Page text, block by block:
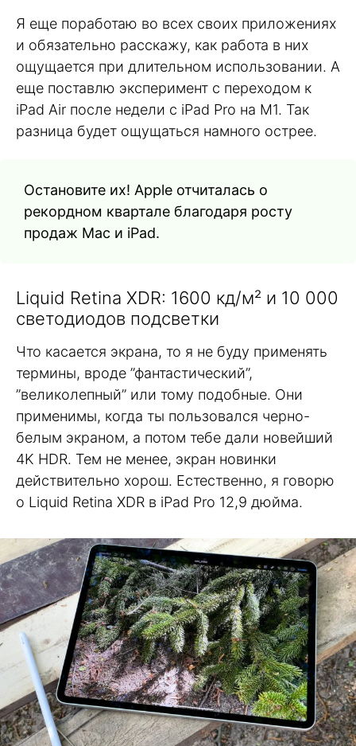
Я еще поработаю во всех своих приложениях
и обязательно расскажу, как работа в них
ощущается при длительном использовании. А
еще поставлю эксперимент с переходом к
iPad Air после недели c iPad Pro на M1. Так
разница будет ощущаться намного острее.
Остановите их! Apple отчиталась о
рекордном квартале благодаря росту
продаж Mac и iPad.
Liquid Retina XDR: 1600 кд/м² и 10 000
светодиодов подсветки
Что касается экрана, то я не буду применять
термины, вроде ”фантастический”,
”великолепный” или тому подобные. Они
применимы, когда ты пользовался черно-
белым экраном, а потом тебе дали новейший
4K HDR. Тем не менее, экран новинки
действительно хорош. Естественно, я говорю
о Liquid Retina XDR в iPad Pro 12,9 дюйма.